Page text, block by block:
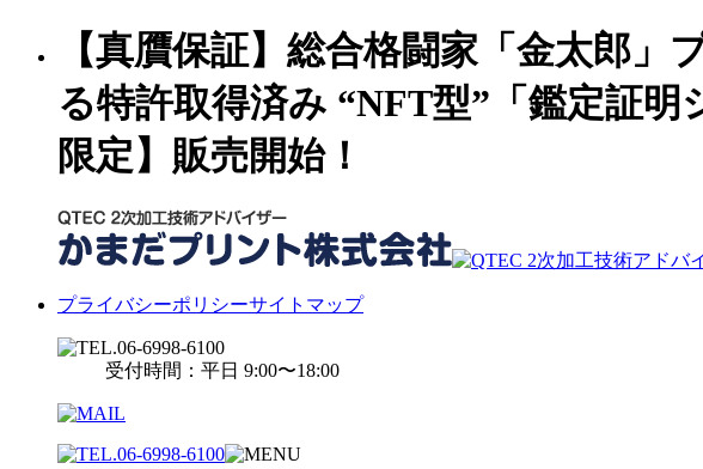
【真贋保証】総合格闘家「金太郎
る特許取得済み “NFT型”「鑑定証
限定】販売開始！
プライバシーポリシーサイトマップ
受付時間：平日 9:00〜18:00